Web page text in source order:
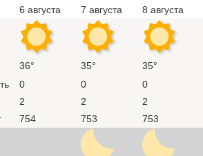
6 августа
7 августа
8 августа
36° 35° 35°
0 0 0
2 2 2
754 753 753